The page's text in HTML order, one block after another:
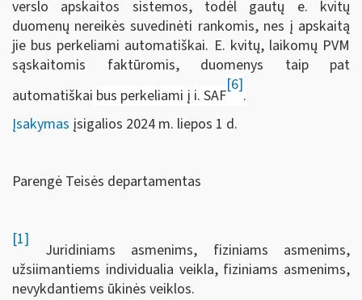
verslo apskaitos sistemos, todėl gautų e. kvitų
duomenų nereikės suvedinėti rankomis, nes į apskaitą
jie bus perkeliami automatiškai. E. kvitų, laikomų PVM
sąskaitomis faktūromis, duomenys taip pat
automatiškai bus perkeliami į i. SAF
[6]
.
Įsakymas įsigalios 2024 m. liepos 1 d.
Parengė Teisės departamentas
[1]
Juridiniams asmenims, fiziniams asmenims,
užsiimantiems individualia veikla, fiziniams asmenims,
nevykdantiems ūkinės veiklos.